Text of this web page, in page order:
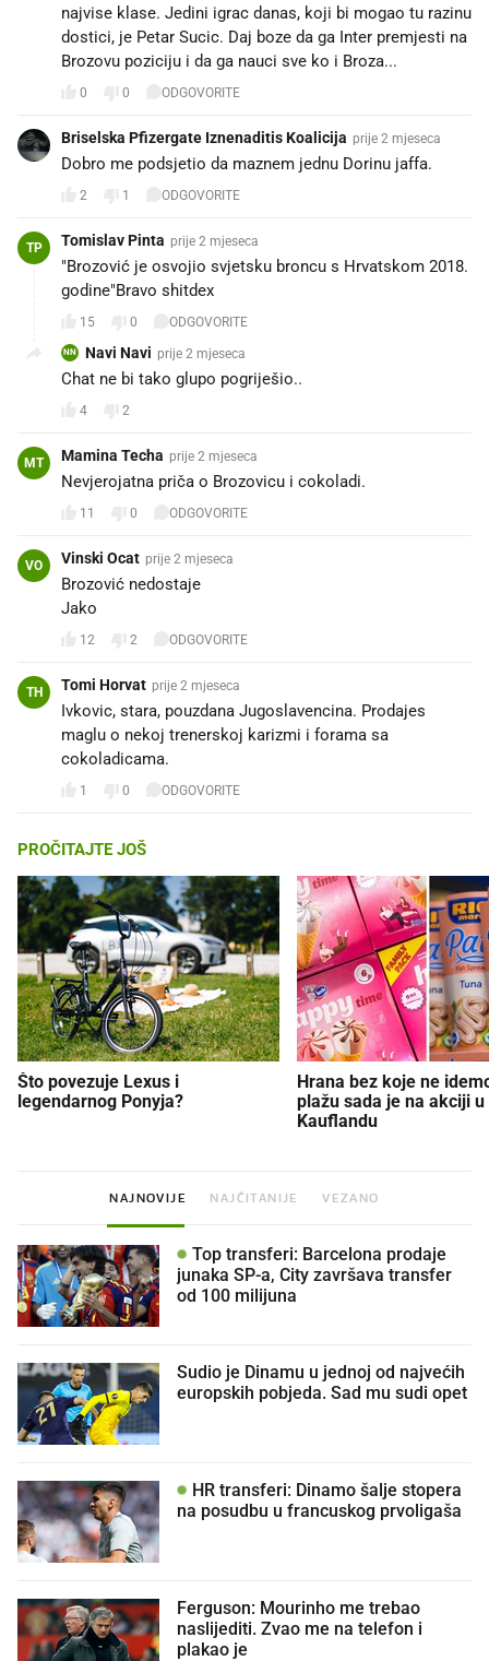
najvise klase. Jedini igrac danas, koji bi mogao tu razinu
dostici, je Petar Sucic. Daj boze da ga Inter premjesti na
Brozovu poziciju i da ga nauci sve ko i Broza...
0 0 ODGOVORITE
Briselska Pfizergate Iznenaditis Koalicija prije 2 mjeseca
Dobro me podsjetio da maznem jednu Dorinu jaffa.
2 1 ODGOVORITE
TP Tomislav Pinta prije 2 mjeseca
"Brozović je osvojio svjetsku broncu s Hrvatskom 2018.
godine"Bravo shitdex
15 0 ODGOVORITE
NN Navi Navi prije 2 mjeseca
Chat ne bi tako glupo pogriješio..
4 2
MT Mamina Techa prije 2 mjeseca
Nevjerojatna priča o Brozovicu i cokoladi.
11 0 ODGOVORITE
VO Vinski Ocat prije 2 mjeseca
Brozović nedostaje
Jako
12 2 ODGOVORITE
TH Tomi Horvat prije 2 mjeseca
Ivkovic, stara, pouzdana Jugoslavencina. Prodajes
maglu o nekoj trenerskoj karizmi i forama sa
cokoladicama.
1 0 ODGOVORITE
PROČITAJTE JOŠ
Što povezuje Lexus i
legendarnog Ponyja?
Hrana bez koje ne
plažu sada je na akciji u
Kauflandu
NAJNOVIJE NAJČITANIJE VEZANO
Top transferi: Barcelona prodaje
junaka SP-a, City završava transfer
od 100 milijuna
Sudio je Dinamu u jednoj od najvećih
europskih pobjeda. Sad mu sudi opet
HR transferi: Dinamo šalje stopera
na posudbu u francuskog prvoligaša
Ferguson: Mourinho me trebao
naslijediti. Zvao me na telefon i
plakao je